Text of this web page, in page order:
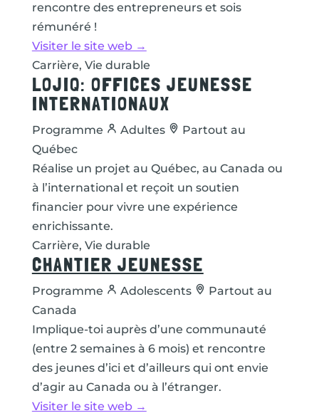
rencontre des entrepreneurs et sois
rémunéré !
Visiter le site web →
Carrière, Vie durable
LOJIQ: OFFICES JEUNESSE
INTERNATIONAUX
Programme Adultes
Partout au
Québec
Réalise un projet au Québec, au Canada ou
à l’international et reçoit un soutien
financier pour vivre une expérience
enrichissante.
Carrière, Vie durable
CHANTIER JEUNESSE
Programme Adolescents
Partout au
Canada
Implique-toi auprès d’une communauté
(entre 2 semaines à 6 mois) et rencontre
des jeunes d’ici et d’ailleurs qui ont envie
d’agir au Canada ou à l’étranger.
Visiter le site web →